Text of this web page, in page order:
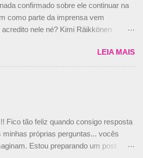
o companheiro de Bruno Senna em
verdade, nós recebemos uma oferta
admitiu Audetto. “Mas depois de ter
explicou, dizendo ainda que
nada contra o filho do tricampeão
Piquet. “Ele é um bom piloto, rápido e
Audetto disse ainda que a suposta
à realidade. “O suposto 15%
seria menor do que aquilo que
pilotos podem trazer: italianos, r...
confirmado sobre ele continuar na
como parte da imprensa vem
nele né? Kimi Räikkönen
an option in my contract so that’s
you that it’s not true." #Kimi7 #EifelGP
77EDVn39Ia — Kimi
fato do Iceman estar há tantos anos na
🇩🇪 #F1
— Formula 1 (@F1) October 8,
LEIA MAIS
Fico tão feliz quando consigo resposta
minhas próprias perguntas... vocês
Estou preparando um post